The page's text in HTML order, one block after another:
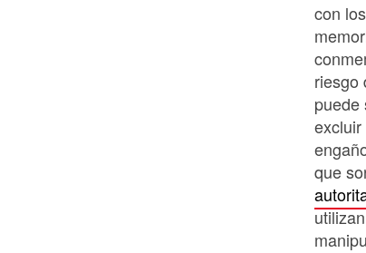
con
riesgo
puede
que